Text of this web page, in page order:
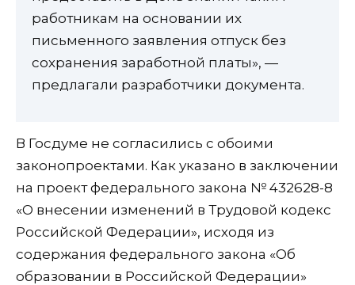
работникам на основании их
письменного заявления отпуск без
сохранения заработной платы», —
предлагали разработчики документа.
В Госдуме не согласились с обоими
законопроектами. Как указано в заключении
на проект федерального закона № 432628-8
«О внесении изменений в Трудовой кодекс
Российской Федерации», исходя из
содержания федерального закона «Об
образовании в Российской Федерации»